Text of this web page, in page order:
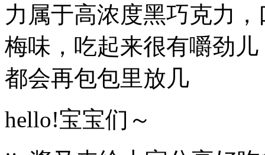
力属于高浓度黑巧克力
梅味，吃起来很有嚼劲
都会再包包里放几
hello!宝宝们～